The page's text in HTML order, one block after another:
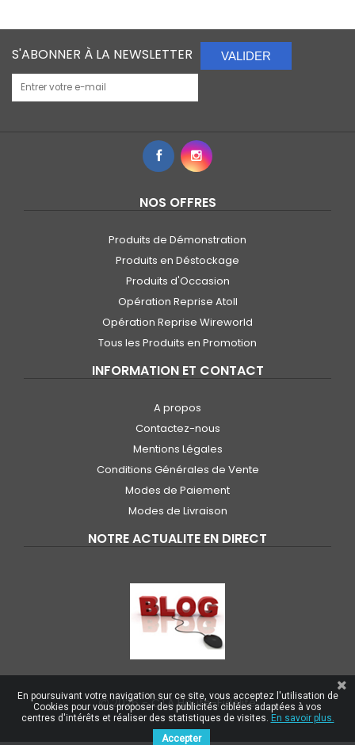
S'ABONNER À LA NEWSLETTER VALIDER
NOS OFFRES
Produits de Démonstration
Produits en Déstockage
Produits d'Occasion
Opération Reprise Atoll
Opération Reprise Wireworld
Tous les Produits en Promotion
INFORMATION ET CONTACT
A propos
Contactez-nous
Mentions Légales
Conditions Générales de Vente
Modes de Paiement
Modes de Livraison
NOTRE ACTUALITE EN DIRECT
2026 -CTA Haute-Fidélité
En poursuivant votre navigation sur ce site, vous acceptez l'utilisation de
Cookies pour vous proposer des publicités ciblées adaptées à vos
centres d'intérêts et réaliser des statistiques de visites. En savoir plus.
Accepter